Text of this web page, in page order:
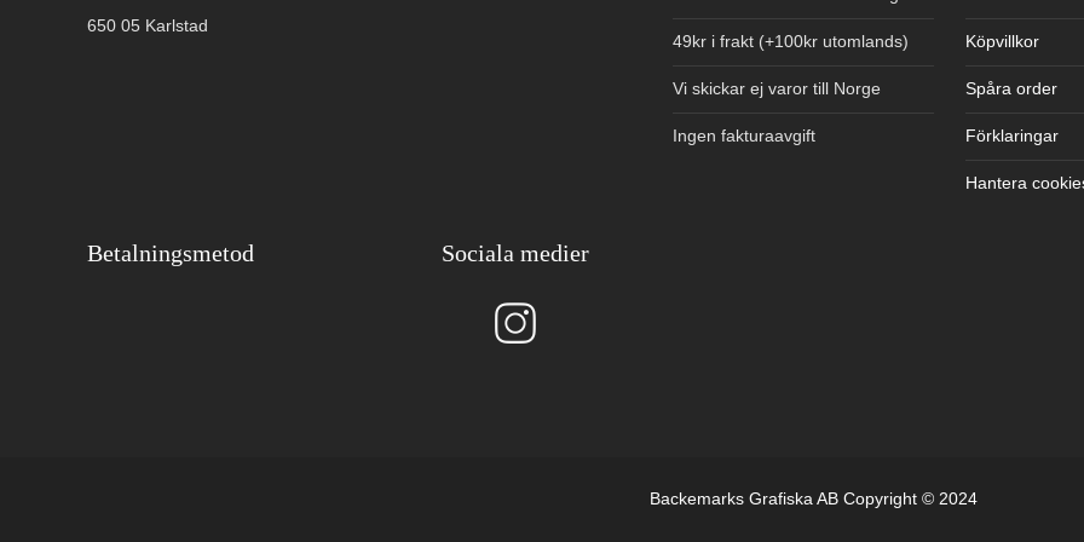
650 05 Karlstad
49kr i frakt (+100kr utomlands)
Vi skickar ej varor till Norge
Ingen fakturaavgift
Köpvillkor
Spåra order
Förklaringar
Hantera
Betalningsmetod Sociala medier
Backemarks Grafiska AB Copyright © 2024